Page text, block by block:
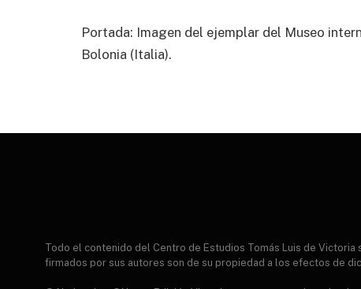
Portada: Imagen del ejemplar del Museo
Bolonia (Italia).
Todo el contenido del Centro de Estudios Tomás Luis de
firmados por sus autores son de su propiedad a los efectos de